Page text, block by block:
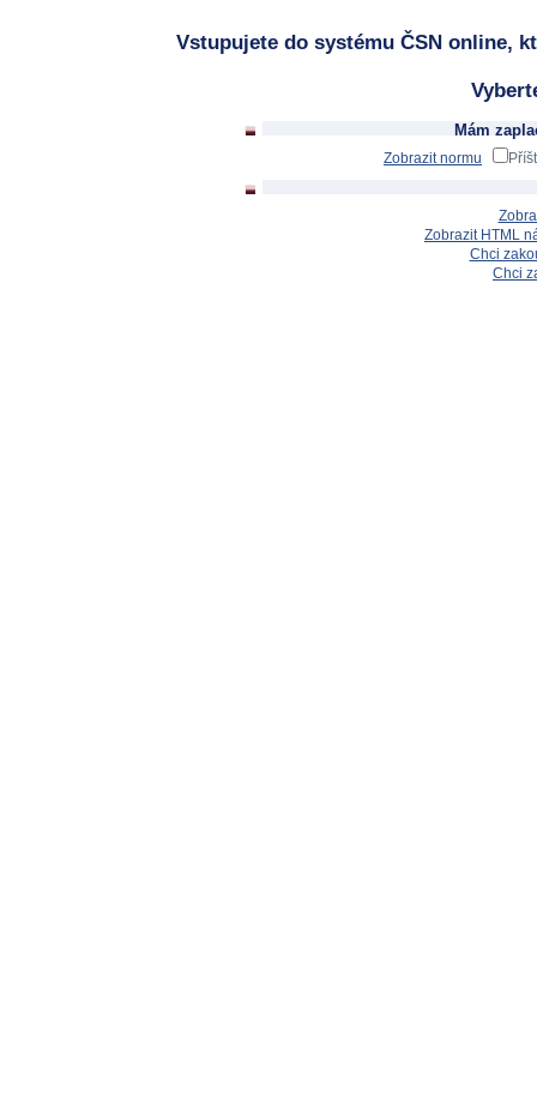
Vstupujete do systému ČSN online,
Mám
Zobrazit normu
Zobrazit HTML
Chci
Chci